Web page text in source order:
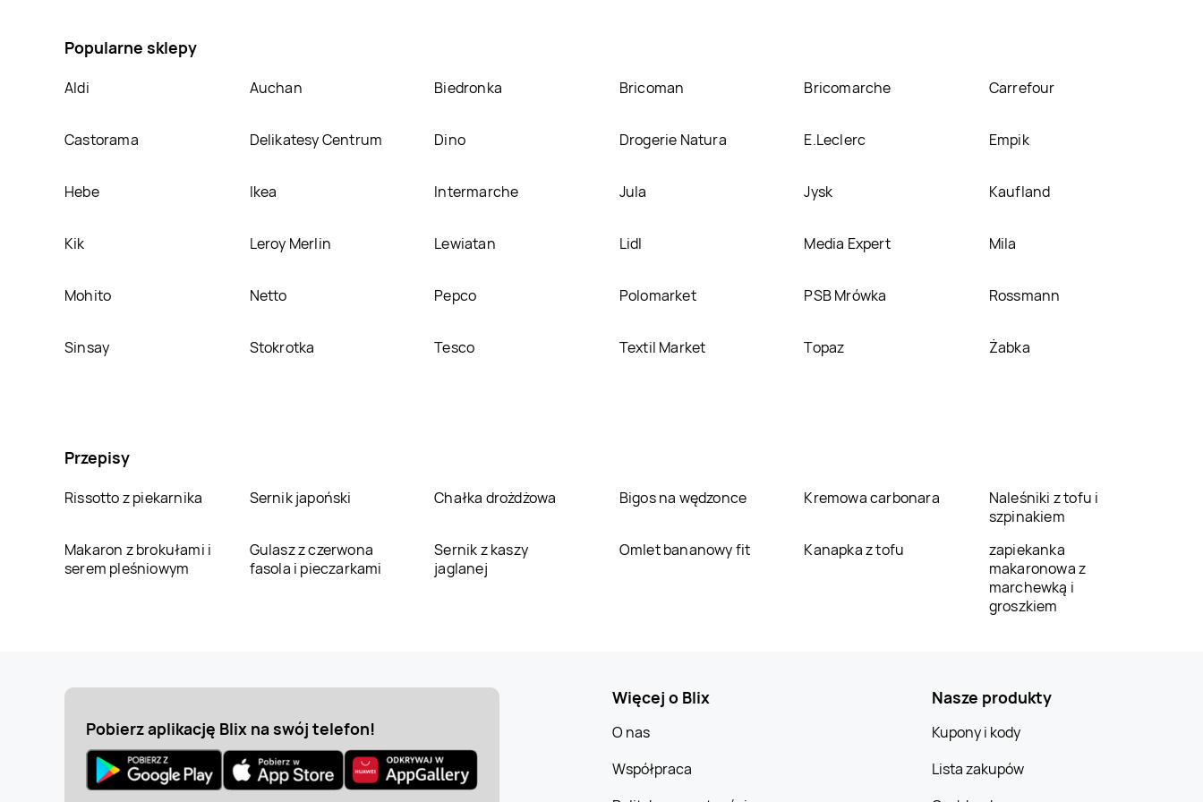
Popularne sklepy
Aldi Auchan Biedronka Bricoman Bricomarche Carrefour
Castorama Delikatesy Centrum Dino Drogerie Natura E.Leclerc Empik
Hebe Ikea Intermarche Jula Jysk Kaufland
Kik Leroy Merlin Lewiatan Lidl Media Expert Mila
Mohito Netto Pepco Polomarket PSB Mrówka Rossmann
Sinsay Stokrotka Tesco Textil Market Topaz Żabka
Przepisy
Rissotto z piekarnika Sernik japoński Chałka drożdżowa Bigos na wędzonce Kremowa carbonara
Naleśniki z tofu i
szpinakiem
Makaron z brokułami i
serem pleśniowym
Gulasz z czerwona
fasola i pieczarkami
Sernik z kaszy
jaglanej
Omlet bananowy fit Kanapka z tofu
zapiekanka
makaronowa z
marchewką i
groszkiem
Pobierz aplikację Blix na swój telefon!
Więcej o Blix
O nas
Współpraca
Nasze produkty
Kupony i kody
Lista zakupów